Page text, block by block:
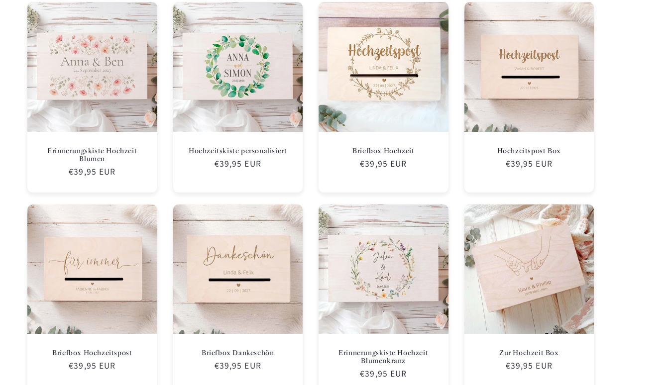
Erinnerungskiste Hochzeit
Blumen
Normaler
€39,95 EUR
Hochzeitskiste personalisiert
Normaler
€39,95 EUR
Briefbox Hochzeit
Normaler
€39,95 EUR
Hochzeitspost Box
Normaler
€39,95 EUR
Briefbox Hochzeitspost
Normaler
€39,95 EUR
Briefbox Dankeschön
Normaler
€39,95 EUR
Erinnerungskiste Hochzeit
Blumenkranz
Normaler
€39,95 EUR
Zur Hochzeit Box
Normaler
€39,95 EUR